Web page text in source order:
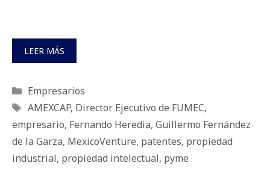
LEER MÁS
Categorías
Empresarios
Etiquetas
AMEXCAP, Director Ejecutivo de FUMEC,
empresario, Fernando Heredia, Guillermo Fernández
de la Garza, MexicoVenture, patentes, propiedad
industrial, propiedad intelectual, pyme